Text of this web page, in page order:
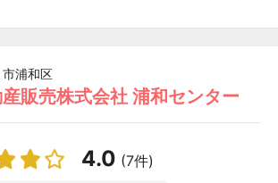
浦和区
販売株式会社 浦和センター
4.0 (7件)